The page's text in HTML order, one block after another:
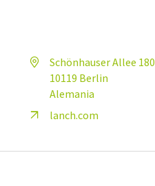
Schönhauser Allee 180
10119 Berlin
Alemania
lanch.com